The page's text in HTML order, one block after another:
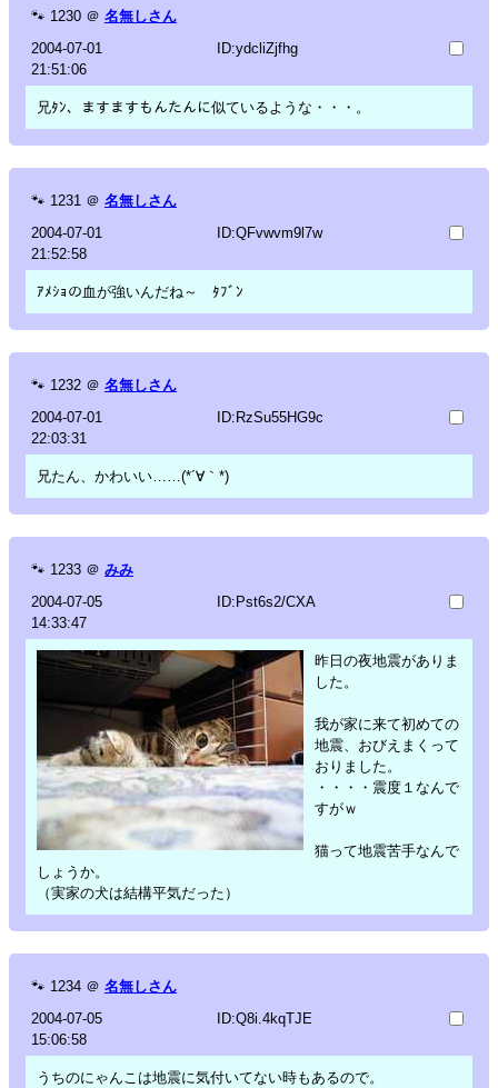
🐾 1230 ＠ 名無しさん
2004-07-01
21:51:06
ID:ydcliZjfhg
兄ﾀﾝ、ますますもんたんに似ているような・・・。
🐾 1231 ＠ 名無しさん
2004-07-01
21:52:58
ID:QFvwvm9l7w
ｱﾒｼｮの血が強いんだね～ ﾀﾌﾞﾝ
🐾 1232 ＠ 名無しさん
2004-07-01
22:03:31
ID:RzSu55HG9c
兄たん、かわいい……(*´∀｀*)
🐾 1233 ＠ みみ
2004-07-05
14:33:47
ID:Pst6s2/CXA
昨日の夜地震がありま
した。
我が家に来て初めての
地震、おびえまくって
おりました。
・・・・震度１なんで
すがｗ
猫って地震苦手なんで
しょうか。
（実家の犬は結構平気だった）
🐾 1234 ＠ 名無しさん
2004-07-05
15:06:58
ID:Q8i.4kqTJE
うちのにゃんこは地震に気付いてない時もあるので。